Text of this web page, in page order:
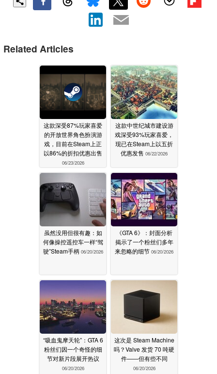
Related Articles
这款深受87%玩家喜爱
的开放世界角色扮演游
戏，目前在Steam上正
以86%的折扣优惠出售
06/23/2026
这款中世纪城市建设游
戏深受93%玩家喜爱，
现已在Steam上以五折
优惠发售 06/22/2026
虽然没用但很有趣：如
何像操控遥控车一样“驾
驶”Steam手柄 06/20/2026
《GTA 6》：封面分析
揭示了一个粉丝们多年
来忽略的细节 06/20/2026
“吸血鬼摩天轮”：GTA 6
粉丝们因一个奇怪的细
节对新片段展开热议
06/20/2026
这次是 Steam Machine
吗？Valve 发货 70 吨硬
件——但有些不同
06/20/2026